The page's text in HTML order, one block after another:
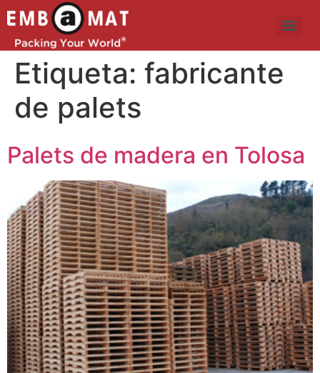
Etiqueta: fabricante
de palets
Palets de madera en Tolosa